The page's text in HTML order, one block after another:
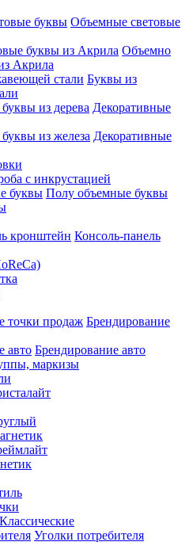
Объемные световые
Объемно
Акрила
Буквы из
Декоративные
Декоративные
с инкрустацией
Полу объемные буквы
Консоль-панель
Брендирование
Брендирование авто
маркизы
Классические
Уголки потребителя